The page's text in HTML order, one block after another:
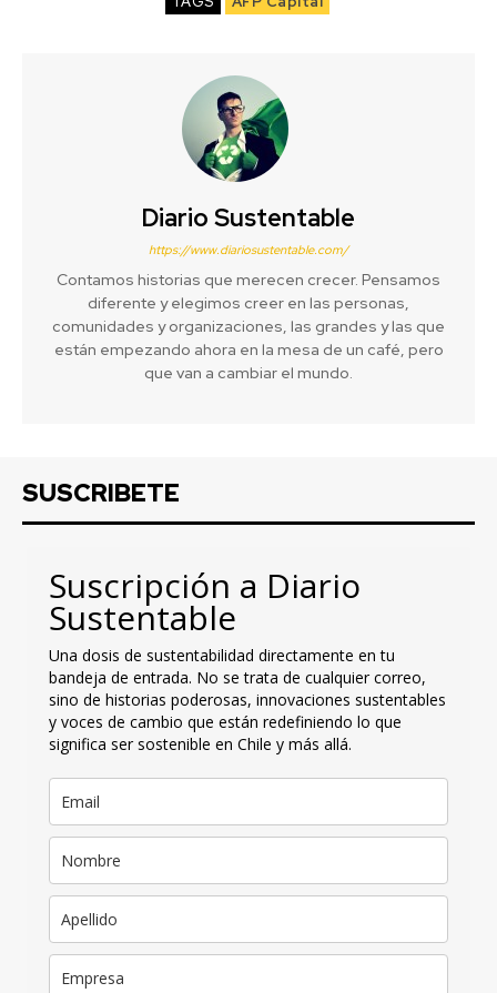
Diario Sustentable
https://www.diariosustentable.com/
Contamos historias que merecen crecer. Pensamos
diferente y elegimos creer en las personas,
comunidades y organizaciones, las grandes y las que
están empezando ahora en la mesa de un café, pero
que van a cambiar el mundo.
SUSCRIBETE
Suscripción a Diario
Sustentable
Una dosis de sustentabilidad directamente en tu
bandeja de entrada. No se trata de cualquier correo,
sino de historias poderosas, innovaciones sustentables
y voces de cambio que están redefiniendo lo que
significa ser sostenible en Chile y más allá.